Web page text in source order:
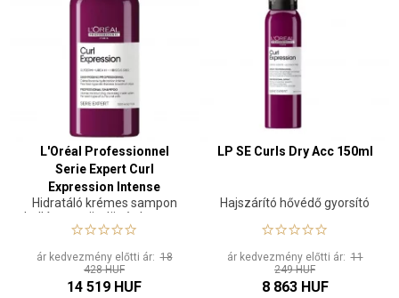
L'Oréal Professionnel
Serie Expert Curl
Expression Intense
Moisturizing Cleansing
Cream Shampoo 1500ml
Hidratáló krémes sampon
hullámos, göndör és kreppes
hajra
ár kedvezmény előtti ár:18
428 HUF
14 519 HUF
LP SE Curls Dry Acc 150ml
Hajszárító hővédő gyorsító
ár kedvezmény előtti ár:11
249 HUF
8 863 HUF